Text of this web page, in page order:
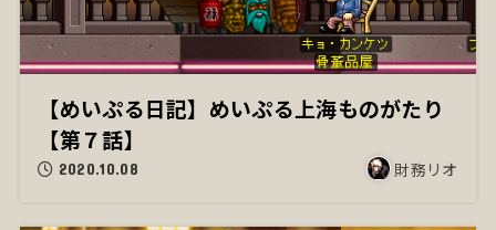
【めいぷる日記】めいぷる上海ものがたり
【第７話】
2020.10.08 財務リオ